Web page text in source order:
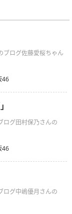
ブログ佐藤愛桜ちゃん
46
ログ田村保乃さんの
46
ログ中嶋優月さんの